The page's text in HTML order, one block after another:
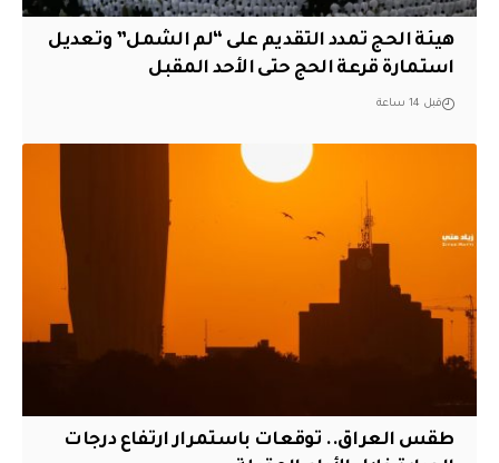
هيئة الحج تمدد التقديم على “لم الشمل” وتعديل
استمارة قرعة الحج حتى الأحد المقبل
قبل 14 ساعة
طقس العراق.. توقعات باستمرار ارتفاع درجات